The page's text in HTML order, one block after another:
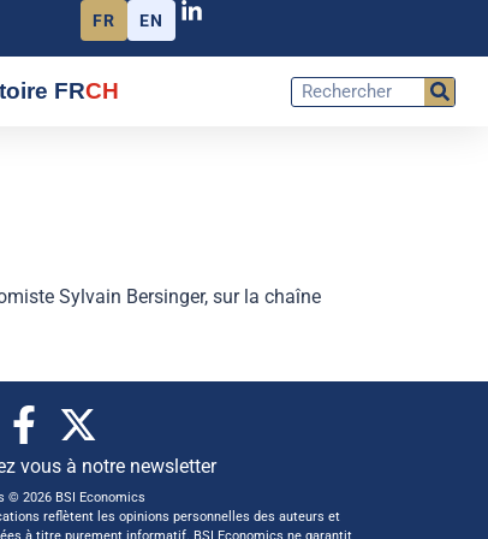
FR EN
FRCH
Sylvain Bersinger, sur la chaîne
vous à notre newsletter
© 2026 BSI Economics
reflètent les opinions personnelles des auteurs et